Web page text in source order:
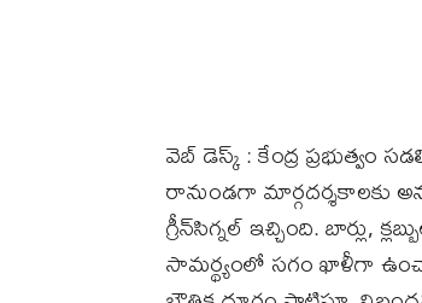
వెబ్‌ డెస్క్‌ : కేంద్ర ప్రభుత్వం
రానుండగా మార్గదర్శకాలకు
గ్రీన్‌సిగ్నల్‌ ఇచ్చింది. బార్లు,
సామర్థ్యంలో సగం ఖాళీగా